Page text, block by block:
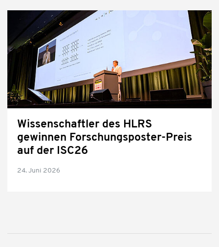
Wissenschaftler des HLRS
gewinnen Forschungsposter-Preis
auf der ISC26
24. Juni 2026